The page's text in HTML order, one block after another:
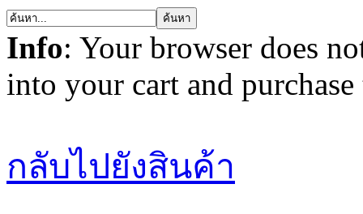
Info: Your browser does
into your cart and
กลับไปยังสินค้า